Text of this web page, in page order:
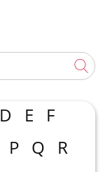
D E
F
P Q
R